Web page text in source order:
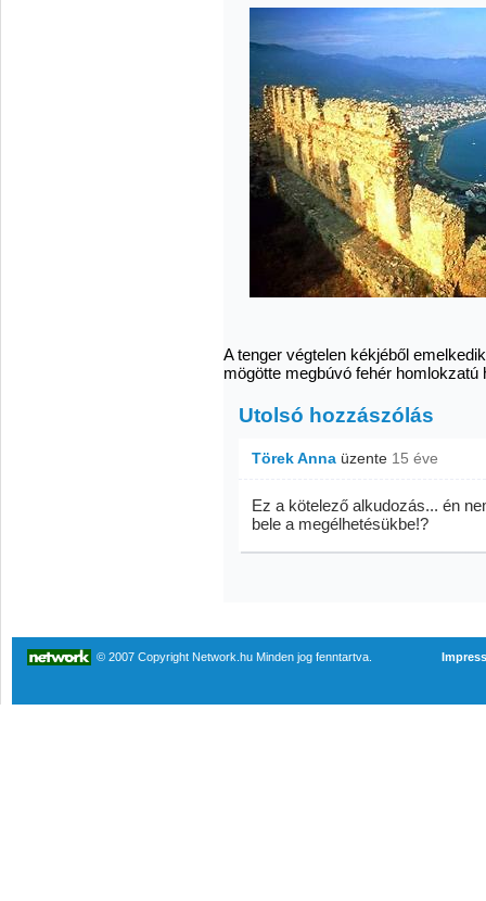
A tenger végtelen kékjéből
mögötte megbúvó fehér homlokzatú
Utolsó hozzászólás
Törek Anna üzente 15 éve
Ez a kötelező alkudozás... én
bele a megélhetésükbe!?
© 2007 Copyright Network.hu Minden jog fenntartva.